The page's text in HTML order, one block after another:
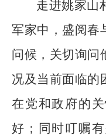
走进姚家山
军家中，盛阅春
问候，关切询问
况及当前面临的
在党和政府的
好；同时叮嘱